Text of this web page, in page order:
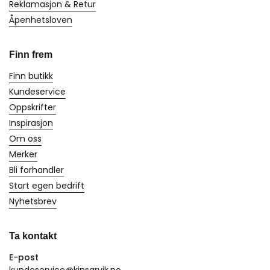
Reklamasjon & Retur
Åpenhetsloven
Finn frem
Finn butikk
Kundeservice
Oppskrifter
Inspirasjon
Om oss
Merker
Bli forhandler
Start egen bedrift
Nyhetsbrev
Ta kontakt
E-post